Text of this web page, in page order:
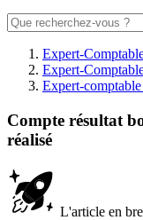
Expert-
Expert-
Expert-
Compte résultat
réalisé
L'article en